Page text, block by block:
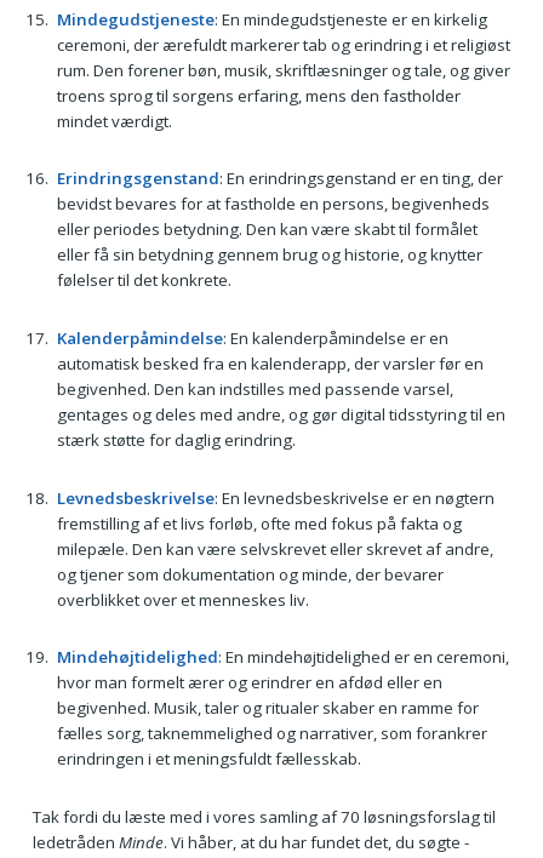
Mindegudstjeneste: En mindegudstjeneste er en kirkelig
ceremoni, der ærefuldt markerer tab og erindring i et religiøst
rum. Den forener bøn, musik, skriftlæsninger og tale, og giver
troens sprog til sorgens erfaring, mens den fastholder
mindet værdigt.
Erindringsgenstand: En erindringsgenstand er en ting, der
bevidst bevares for at fastholde en persons, begivenheds
eller periodes betydning. Den kan være skabt til formålet
eller få sin betydning gennem brug og historie, og knytter
følelser til det konkrete.
Kalenderpåmindelse: En kalenderpåmindelse er en
automatisk besked fra en kalenderapp, der varsler før en
begivenhed. Den kan indstilles med passende varsel,
gentages og deles med andre, og gør digital tidsstyring til en
stærk støtte for daglig erindring.
Levnedsbeskrivelse: En levnedsbeskrivelse er en nøgtern
fremstilling af et livs forløb, ofte med fokus på fakta og
milepæle. Den kan være selvskrevet eller skrevet af andre,
og tjener som dokumentation og minde, der bevarer
overblikket over et menneskes liv.
Mindehøjtidelighed: En mindehøjtidelighed er en ceremoni,
hvor man formelt ærer og erindrer en afdød eller en
begivenhed. Musik, taler og ritualer skaber en ramme for
fælles sorg, taknemmelighed og narrativer, som forankrer
erindringen i et meningsfuldt fællesskab.
Tak fordi du læste med i vores samling af 70 løsningsforslag til
ledetråden Minde. Vi håber, at du har fundet det, du søgte -